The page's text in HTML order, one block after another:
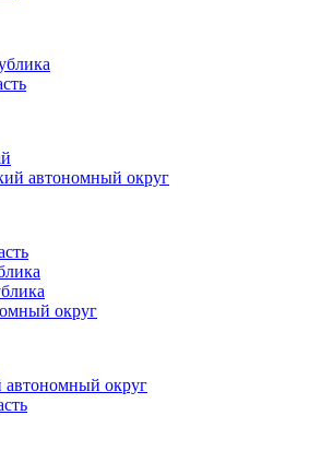
автономный округ
округ
округ